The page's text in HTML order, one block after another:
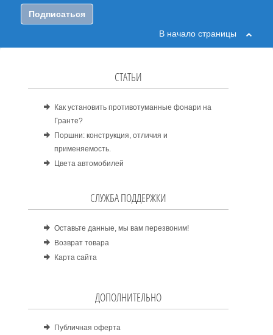
Подписаться
В начало страницы
СТАТЬИ
Как установить противотуманные фонари на
Гранте?
Поршни: конструкция, отличия и
применяемость.
Цвета автомобилей
СЛУЖБА ПОДДЕРЖКИ
Оставьте данные, мы вам перезвоним!
Возврат товара
Карта сайта
ДОПОЛНИТЕЛЬНО
Публичная оферта